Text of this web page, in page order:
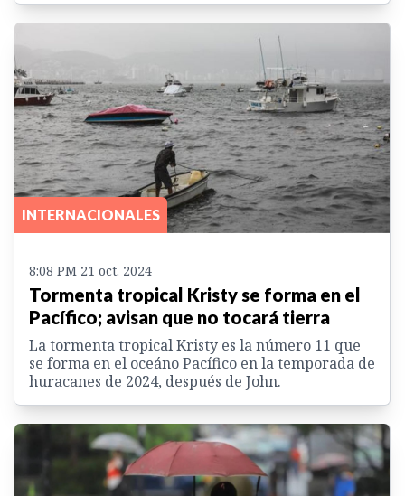
INTERNACIONALES
8:08 PM 21 oct. 2024
Tormenta tropical Kristy se forma en el
Pacífico; avisan que no tocará tierra
La tormenta tropical Kristy es la número 11 que
se forma en el oceáno Pacífico en la temporada de
huracanes de 2024, después de John.